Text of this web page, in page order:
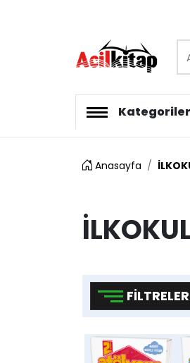
logo
Kategoriler
Anasayfa
FILTRELER
AddToWishlist